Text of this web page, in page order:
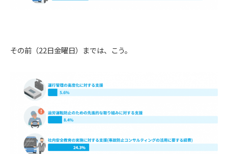
その前（22日金曜日）までは、こう。